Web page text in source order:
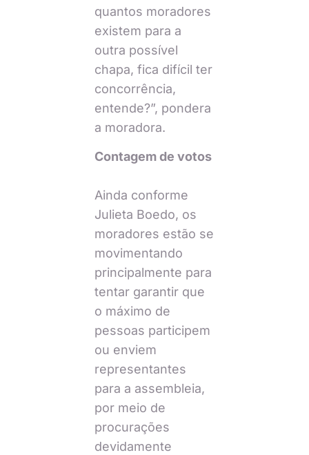
quantos moradores
existem para a
outra possível
chapa, fica difícil ter
concorrência,
entende?”, pondera
a moradora.
Contagem de votos
Ainda conforme
Julieta Boedo, os
moradores estão se
movimentando
principalmente para
tentar garantir que
o máximo de
pessoas participem
ou enviem
representantes
para a assembleia,
por meio de
procurações
devidamente